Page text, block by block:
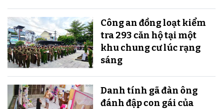
Công an đồng loạt kiểm
tra 293 căn hộ tại một
khu chung cư lúc rạng
sáng
Danh tính gã đàn ông
đánh đập con gái của